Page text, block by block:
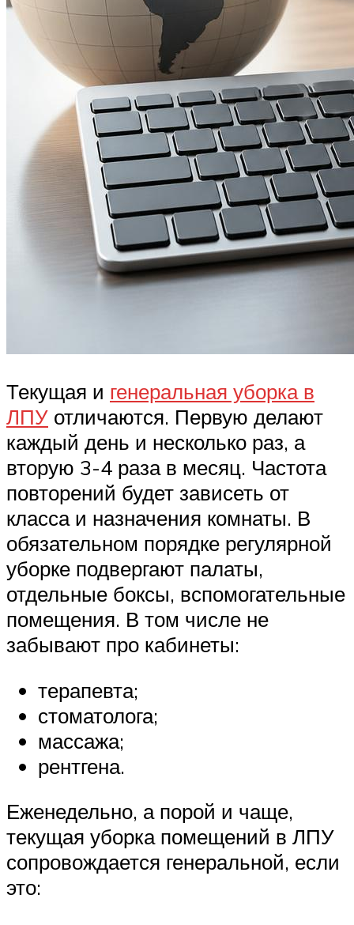
Текущая и генеральная уборка в
ЛПУ отличаются. Первую делают
каждый день и несколько раз, а
вторую 3-4 раза в месяц. Частота
повторений будет зависеть от
класса и назначения комнаты. В
обязательном порядке регулярной
уборке подвергают палаты,
отдельные боксы, вспомогательные
помещения. В том числе не
забывают про кабинеты:
терапевта;
стоматолога;
массажа;
рентгена.
Еженедельно, а порой и чаще,
текущая уборка помещений в ЛПУ
сопровождается генеральной, если
это: